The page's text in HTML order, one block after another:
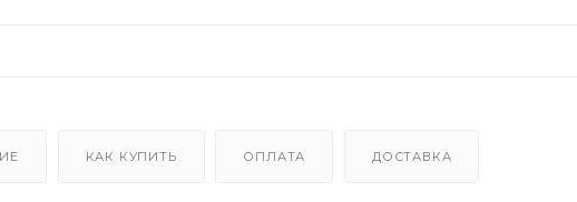
КАК КУПИТЬ ОПЛАТА ДОСТАВКА